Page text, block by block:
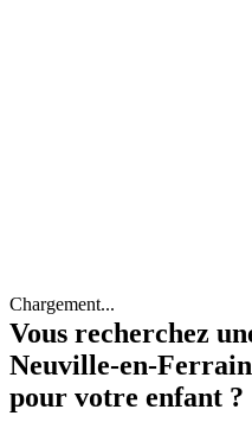
Chargement...
Vous recherchez
Neuville-en-Ferrain
pour votre enfant ?